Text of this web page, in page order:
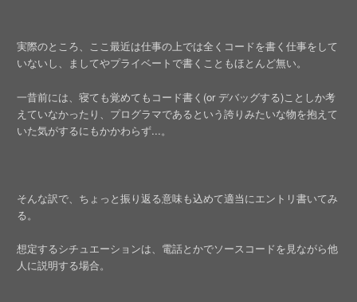
実際のところ、ここ最近は仕事の上では全くコードを書く仕事をして
いないし、ましてやプライベートで書くこともほとんど無い。
一昔前には、寝ても覚めてもコード書く(or デバッグする)ことしか考
えていなかったり、プログラマであるという誇りみたいな物を抱えて
いた気がするにもかかわらず...。
そんな訳で、ちょっと振り返る意味も込めて適当にエントリ書いてみ
る。
想定するシチュエーションは、電話とかでソースコードを見ながら他
人に説明する場合。